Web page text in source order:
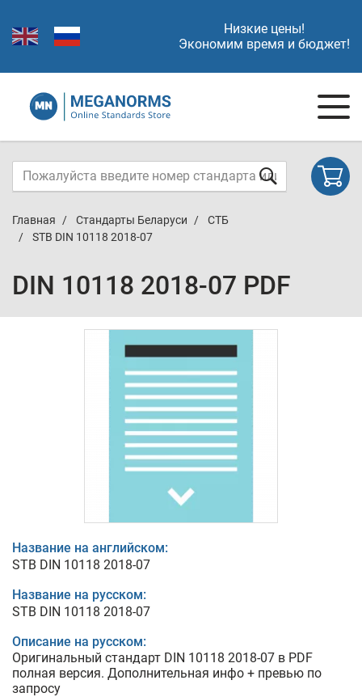
Низкие цены!
Экономим время и бюджет!
Главная Стандарты Беларуси
СТБ
STB DIN 10118 2018-07
DIN 10118 2018-07 PDF
Название на английском:
STB DIN 10118 2018-07
Название на русском:
STB DIN 10118 2018-07
Описание на русском:
Оригинальный стандарт DIN 10118 2018-07 в PDF
полная версия. Дополнительная инфо + превью по
запросу